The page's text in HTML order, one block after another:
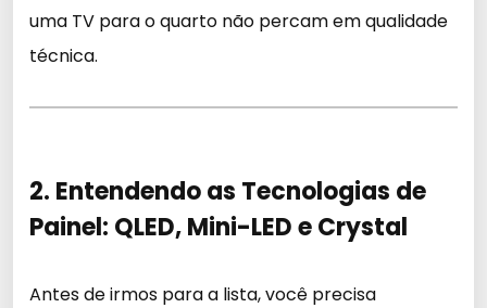
uma TV para o quarto não percam em qualidade
técnica.
2. Entendendo as Tecnologias de
Painel: QLED, Mini-LED e Crystal
Antes de irmos para a lista, você precisa